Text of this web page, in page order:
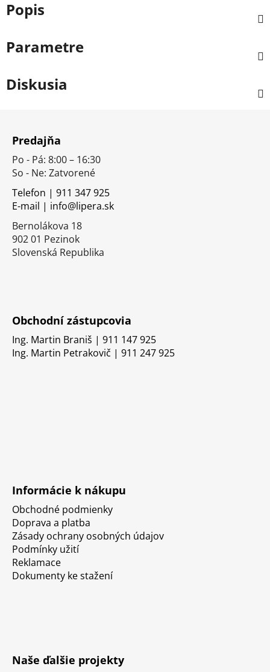
Popis
Parametre
Diskusia
Predajňa
Po - Pá: 8:00 – 16:30
So - Ne: Zatvorené
Telefon | 911 347 925
E-mail | info@lipera.sk
Bernolákova 18
902 01 Pezinok
Slovenská Republika
Obchodní zástupcovia
Ing. Martin Braniš | 911 147 925
Ing. Martin Petrakovič | 911 247 925
Informácie k nákupu
Obchodné podmienky
Doprava a platba
Zásady ochrany osobných údajov
Podmínky užití
Reklamace
Dokumenty ke stažení
Naše ďalšie projekty